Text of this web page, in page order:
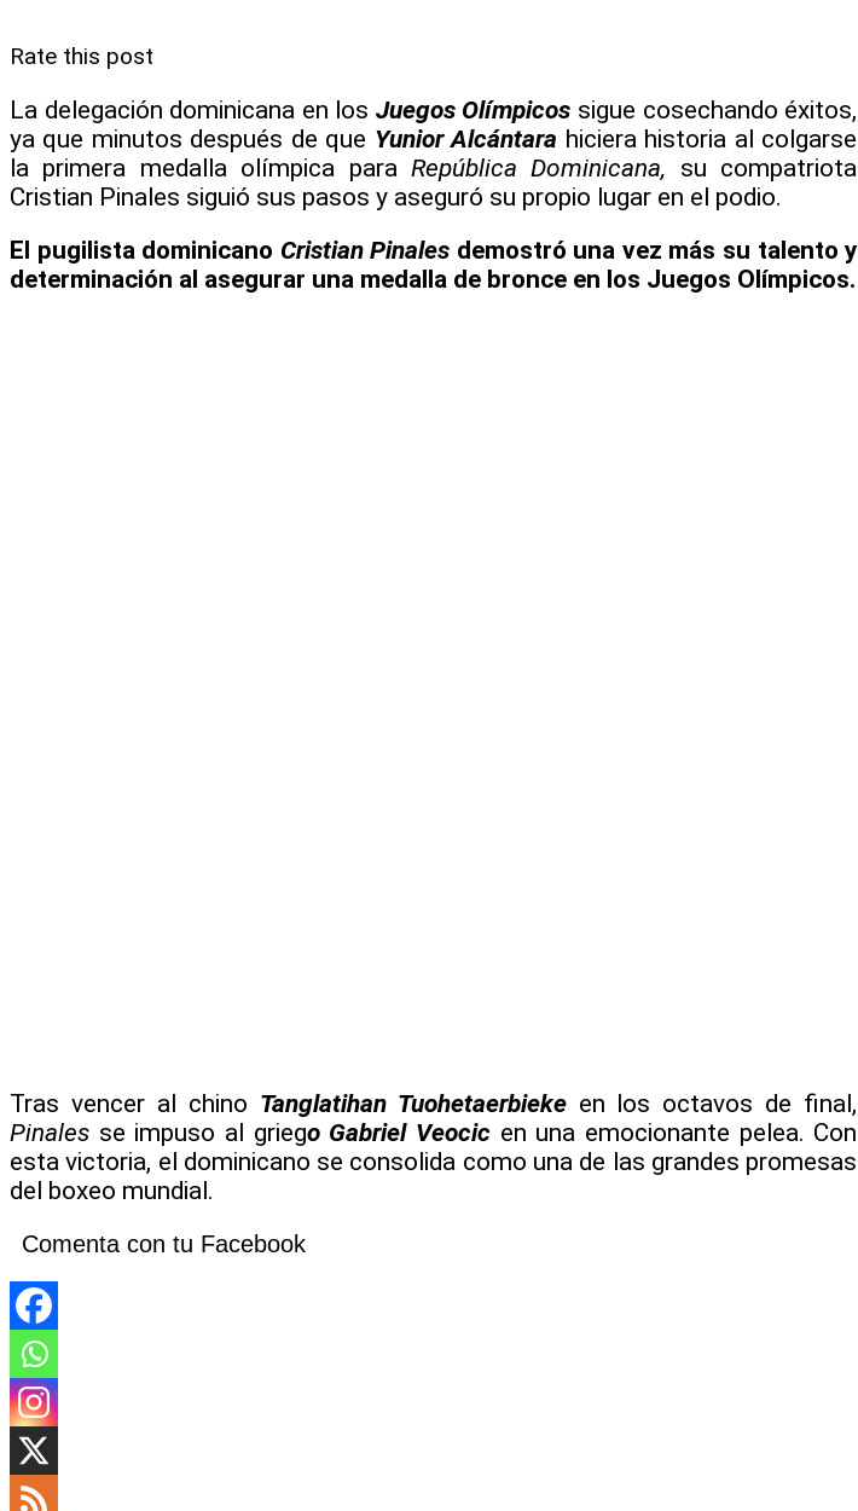
Rate this post
La delegación dominicana en los Juegos Olímpicos sigue cosechando éxitos,
ya que minutos después de que Yunior Alcántara hiciera historia al colgarse
la primera medalla olímpica para República Dominicana, su compatriota
Cristian Pinales siguió sus pasos y aseguró su propio lugar en el podio.
El pugilista dominicano Cristian Pinales demostró una vez más su talento y
determinación al asegurar una medalla de bronce en los Juegos Olímpicos.
Tras vencer al chino Tanglatihan Tuohetaerbiekeen los octavos de final,
Pinales se impuso al griego Gabriel Veocicen una emocionante pelea. Con
esta victoria, el dominicano se consolida como una de las grandes promesas
del boxeo mundial.
Comenta con tu Facebook